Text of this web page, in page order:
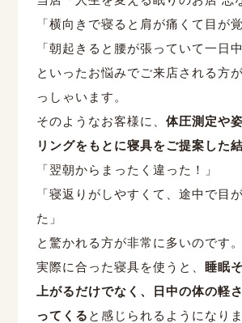
「横向きで寝ると肩が痛くて目が
「朝起きると腰が張っていて一日
といったお悩みでご来店される方
っしゃいます。
そのようなお客様に、 体圧測定や
リングをもとに寝具をご提案した
「翌朝からまったく違った！」
「寝返りがしやすくて、途中で目
た」
と驚かれる方が非常に多いのです。
実際に合った寝具を使うと、
睡眠
上がるだけでなく、日中の体の軽
ってくる と感じられるようになりま